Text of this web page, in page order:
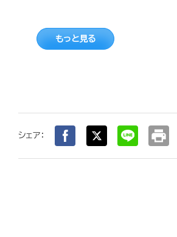
もっと見る
シェア： print